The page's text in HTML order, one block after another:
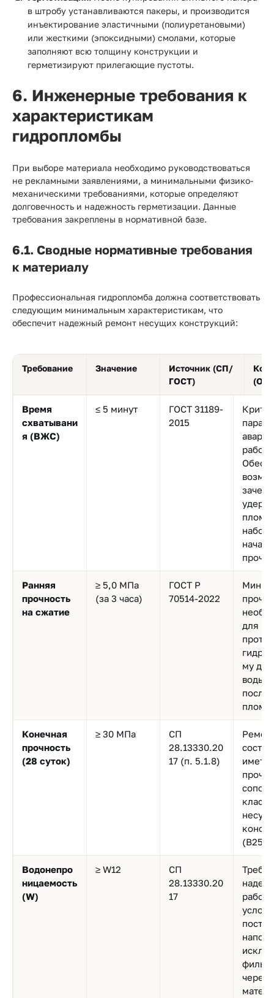
в штробу устанавливаются пакеры, и производится
инъектирование эластичными (полиуретановыми)
или жесткими (эпоксидными) смолами, которые
заполняют всю толщину конструкции и
герметизируют прилегающие пустоты.
6. Инженерные требования к
характеристикам
гидропломбы
При выборе материала необходимо руководствоваться
не рекламными заявлениями, а минимальными физико-
механическими требованиями, которые определяют
долговечность и надежность герметизации. Данные
требования закреплены в нормативной базе.
6.1. Сводные нормативные требования
к материалу
Профессиональная гидропломба должна соответствовать
следующим минимальным характеристикам, что
обеспечит надежный ремонт несущих конструкций:
Требование Значение
Источник (СП/
ГОСТ)
Время
схватывани
я (ВЖС)
≤ 5 минут
ГОСТ 31189-
2015
работ.
набора
Ранняя
прочность
на сжатие
≥ 5,0 МПа
(за 3 часа)
ГОСТ Р
70514-2022
для
му
воды
после
Конечная
прочность
(28 суток)
≥ 30 МПа
СП
28.13330.20
17 (п. 5.1.8)
иметь
(В25
Водонепро
ницаемость
(W)
≥ W12
СП
28.13330.20
17
через